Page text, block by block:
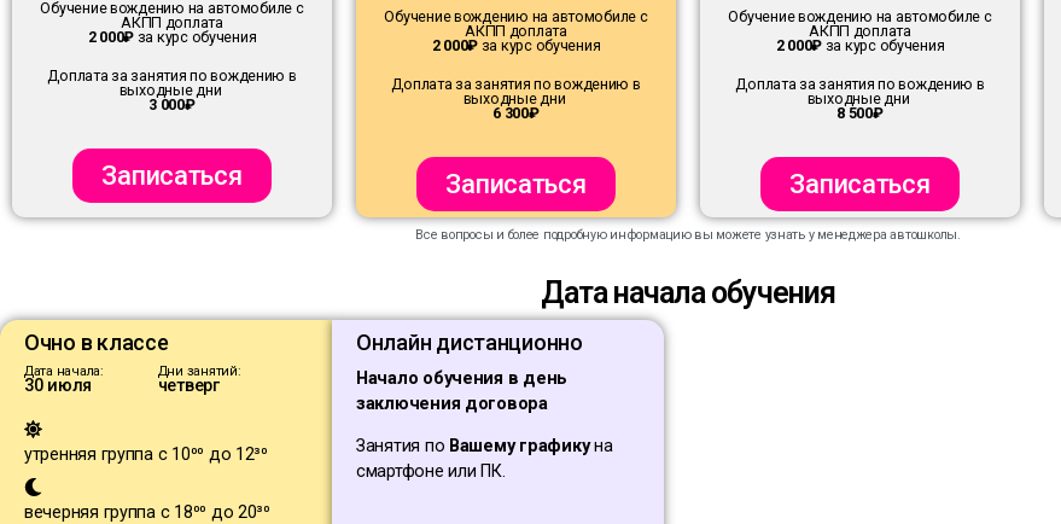
Обучение вождению на автомобиле с
АКПП доплата
2 000₽за курс обучения
Доплата за занятия по вождению в
выходные дни
3 000₽
Записаться
Обучение вождению на автомобиле с
АКПП доплата
2 000₽за курс обучения
Доплата за занятия по вождению в
выходные дни
6 300₽
Записаться
Обучение вождению на автомобиле с
АКПП доплата
2 000₽за курс обучения
Доплата за занятия по вождению в
выходные дни
8 500₽
Записаться
Все вопросы и более подробную информацию вы можете узнать у менеджера автошколы.
Дата начала обучения
Очно в классе
Дата начала:
30 июля
Дни занятий:
четверг
утренняя группа с 10⁰⁰ до 12³⁰
вечерняя группа с 18⁰⁰ до 20³⁰
Онлайн дистанционно
Начало обучения в день
заключения договора
Занятия по Вашему графикуна
смартфоне или ПК.